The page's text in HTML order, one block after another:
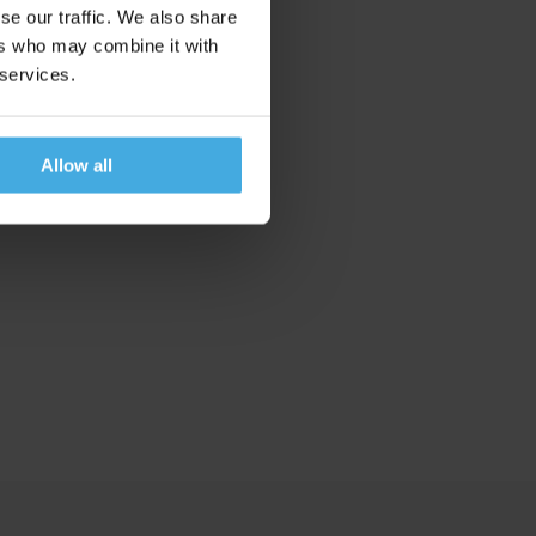
our traffic. We also share
who may combine it with
Allow all
wordt
inzichten kunnen
bepaalde
manier krijg je een
doen.